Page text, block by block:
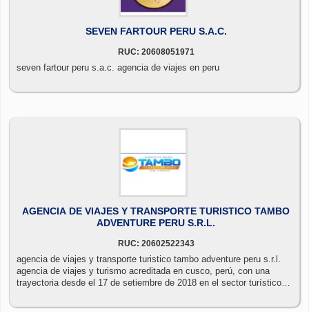
SEVEN FARTOUR PERU S.A.C.
RUC: 20608051971
seven fartour peru s.a.c. agencia de viajes en peru
AGENCIA DE VIAJES Y TRANSPORTE TURISTICO TAMBO
ADVENTURE PERU S.R.L.
RUC: 20602522343
agencia de viajes y transporte turistico tambo adventure peru s.r.l.
agencia de viajes y turismo acreditada en cusco, perú, con una
trayectoria desde el 17 de setiembre de 2018 en el sector turístico,
requieren nuestros servicios.